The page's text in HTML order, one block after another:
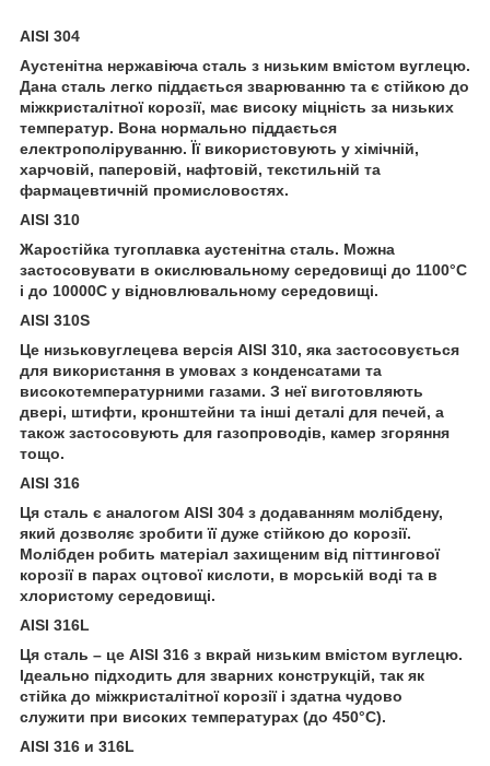
AISI 304
Аустенітна нержавіюча сталь з низьким вмістом вуглецю.
Дана сталь легко піддається зварюванню та є стійкою до
міжкристалітної корозії, має високу міцність за низьких
температур. Вона нормально піддається
електрополіруванню. Її використовують у хімічній,
харчовій, паперовій, нафтовій, текстильній та
фармацевтичній промисловостях.
AISI 310
Жаростійка тугоплавка аустенітна сталь. Можна
застосовувати в окислювальному середовищі до 1100°С
і до 10000С у відновлювальному середовищі.
AISI 310S
Це низьковуглецева версія AISI 310, яка застосовується
для використання в умовах з конденсатами та
високотемпературними газами. З неї виготовляють
двері, штифти, кронштейни та інші деталі для печей, а
також застосовують для газопроводів, камер згоряння
тощо.
AISI 316
Ця сталь є аналогом AISI 304 з додаванням молібдену,
який дозволяє зробити її дуже стійкою до корозії.
Молібден робить матеріал захищеним від піттингової
корозії в парах оцтової кислоти, в морській воді та в
хлористому середовищі.
AISI 316L
Ця сталь – це AISI 316 з вкрай низьким вмістом вуглецю.
Ідеально підходить для зварних конструкцій, так як
стійка до міжкристалітної корозії і здатна чудово
служити при високих температурах (до 450°С).
AISI 316 и 316L